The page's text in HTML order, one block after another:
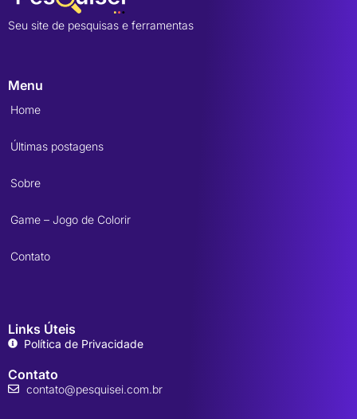
Seu site de pesquisas e ferramentas
Menu
Home
Últimas postagens
Sobre
Game – Jogo de Colorir
Contato
Links Úteis
Política de Privacidade
Contato
contato@pesquisei.com.br